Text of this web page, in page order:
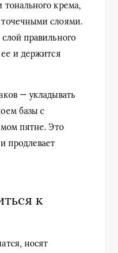
крема,
слоями.
правильного
и держится
— укладывать
базы с
пятне. Это
продлевает
к
носят